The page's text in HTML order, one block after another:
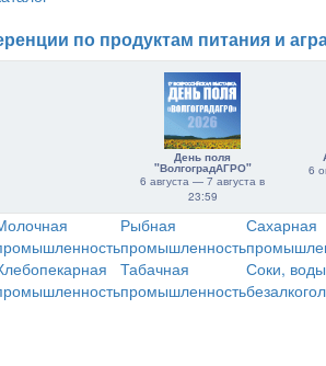
по продуктам питания и
День поля
"ВолгоградАГРО"
6 августа — 7 августа в
23:59
6
Рыбная
промышленность
Сахарная
Табачная
промышленность
Соки,